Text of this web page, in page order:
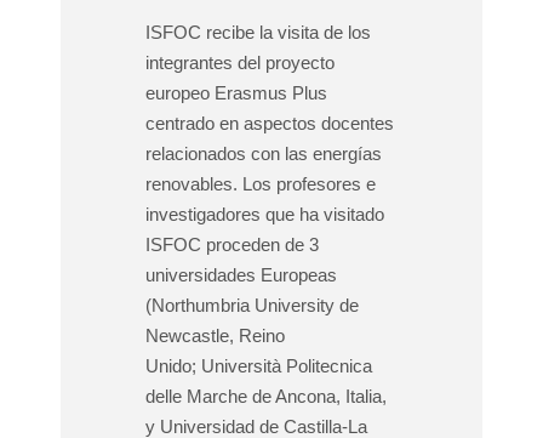
ISFOC recibe la visita de los
integrantes del proyecto
europeo Erasmus Plus
centrado en aspectos docentes
relacionados con las energías
renovables. Los profesores e
investigadores que ha visitado
ISFOC proceden de 3
universidades Europeas
(Northumbria University de
Newcastle, Reino
Unido; Università Politecnica
delle Marche de Ancona, Italia,
y Universidad de Castilla-La